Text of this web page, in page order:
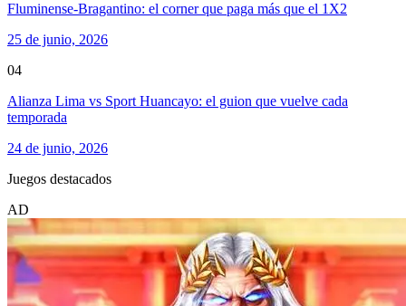
Fluminense-Bragantino: el corner que paga más que el 1X2
25 de junio, 2026
04
Alianza Lima vs Sport Huancayo: el guion que vuelve cada
temporada
24 de junio, 2026
Juegos destacados
AD